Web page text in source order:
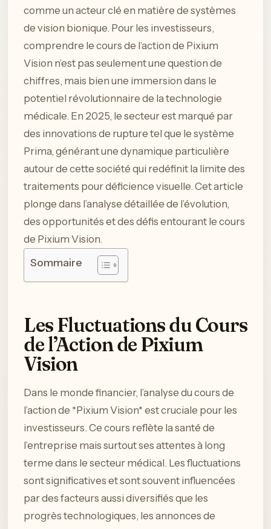
comme un acteur clé en matière de systèmes
de vision bionique. Pour les investisseurs,
comprendre le cours de l’action de Pixium
Vision n’est pas seulement une question de
chiffres, mais bien une immersion dans le
potentiel révolutionnaire de la technologie
médicale. En 2025, le secteur est marqué par
des innovations de rupture tel que le système
Prima, générant une dynamique particulière
autour de cette société qui redéfinit la limite des
traitements pour déficience visuelle. Cet article
plonge dans l’analyse détaillée de l’évolution,
des opportunités et des défis entourant le cours
de Pixium Vision.
Sommaire
Les Fluctuations du Cours
de l’Action de Pixium
Vision
Dans le monde financier, l’analyse du cours de
l’action de *Pixium Vision* est cruciale pour les
investisseurs. Ce cours reflète la santé de
l’entreprise mais surtout ses attentes à long
terme dans le secteur médical. Les fluctuations
sont significatives et sont souvent influencées
par des facteurs aussi diversifiés que les
progrès technologiques, les annonces de